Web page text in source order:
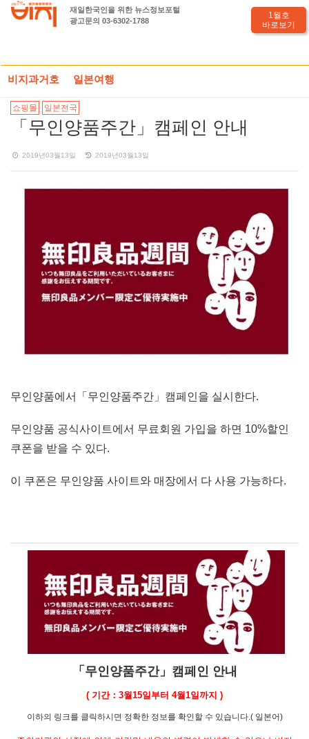
1월호
바로보기
재일한국인을 위한 뉴스정보포털
광고문의 03-6302-1788
비지과거호 일본여행
HOME 일본세일정보 PHOTO기사
쇼핑몰 일본전국
「무인양품주간」캠페인 안내
2019년03월13일 2019년03월13일
무인양품에서「무인양품주간」캠페인을 실시한다.
무인양품 공식사이트에서 무료회원 가입을 하면 10%할인
쿠폰을 받을 수 있다.
이 쿠폰은 무인양품 사이트와 매장에서 다 사용 가능하다.
「무인양품주간」캠페인 안내
( 기간：3월15일부터 4월1일까지 )
이하의 링크를 클릭하시면 정확한 정보를 확인할 수 있습니다.( 일본어)